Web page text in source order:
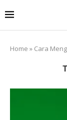
Home » Cara